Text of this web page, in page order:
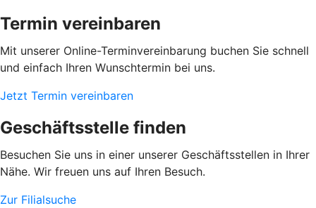
Termin vereinbaren
Mit unserer Online-Terminvereinbarung buchen Sie schnell
und einfach Ihren Wunschtermin bei uns.
Jetzt Termin vereinbaren
Geschäftsstelle finden
Besuchen Sie uns in einer unserer Geschäftsstellen in Ihrer
Nähe. Wir freuen uns auf Ihren Besuch.
Zur Filialsuche